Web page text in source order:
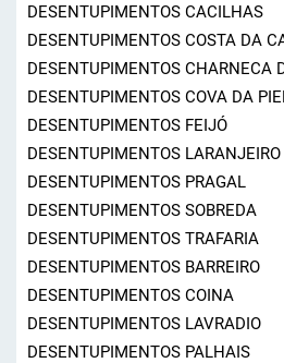
DESENTUPIMENTOS CACILHAS
DESENTUPIMENTOS COSTA DA
DESENTUPIMENTOS CHARNECA
DESENTUPIMENTOS COVA DA
DESENTUPIMENTOS FEIJÓ
DESENTUPIMENTOS LARANJEIRO
DESENTUPIMENTOS PRAGAL
DESENTUPIMENTOS SOBREDA
DESENTUPIMENTOS TRAFARIA
DESENTUPIMENTOS BARREIRO
DESENTUPIMENTOS COINA
DESENTUPIMENTOS LAVRADIO
DESENTUPIMENTOS PALHAIS